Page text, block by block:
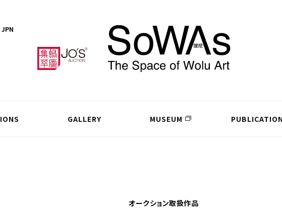
GALLERY MUSEUM
オークション取扱作品